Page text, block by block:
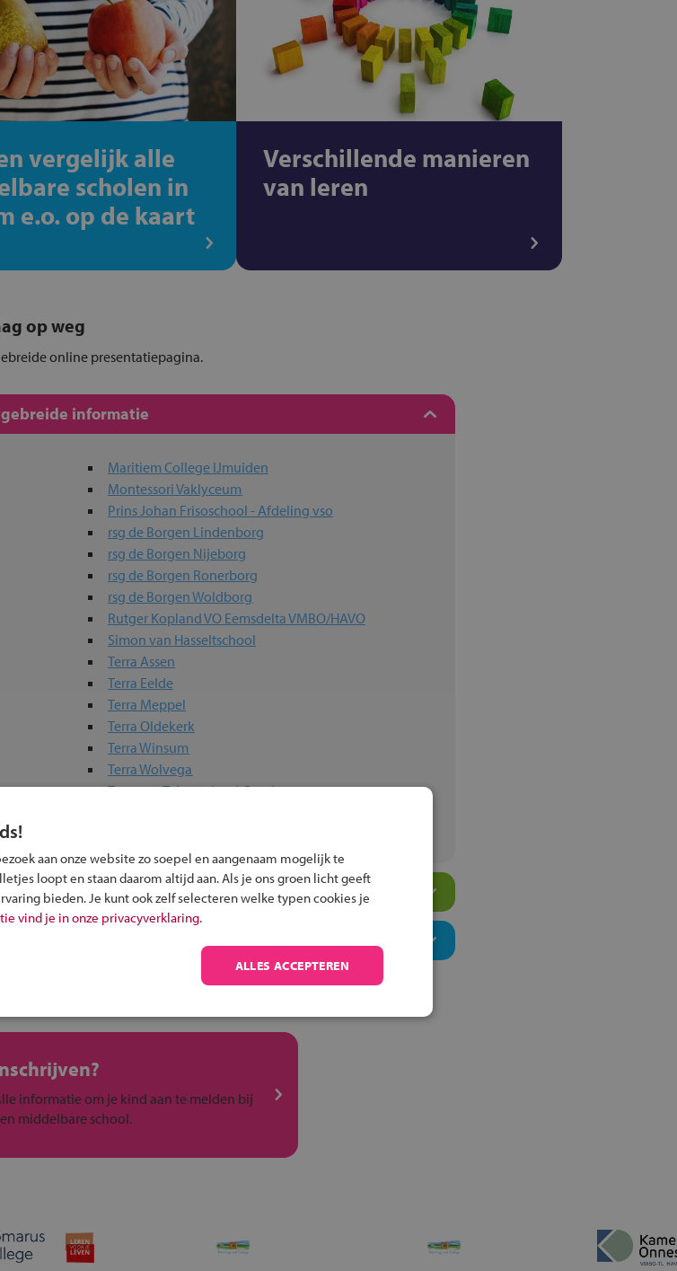
vergelijk alle
scholen in
e.o. op de kaart
Verschillende manieren
van leren
op weg
online presentatiepagina.
informatie
Maritiem College IJmuiden
Montessori Vaklyceum
Prins Johan Frisoschool - Afdeling vso
rsg de Borgen Lindenborg
rsg de Borgen Nijeborg
rsg de Borgen Ronerborg
rsg de Borgen Woldborg
Rutger Kopland VO Eemsdelta VMBO/HAVO
Simon van Hasseltschool
Terra Assen
Terra Eelde
Terra Meppel
Terra Oldekerk
Terra Winsum
Terra Wolvega
Topsport Talentschool Groningen
informatie om je kind aan te melden bij
middelbare school.
aan onze website zo soepel en aangenaam mogelijk te
loopt en staan daarom altijd aan. Als je ons groen licht geeft
bieden. Je kunt ook zelf selecteren welke typen cookies je
vind je in onze privacyverklaring.
ALLES ACCEPTEREN